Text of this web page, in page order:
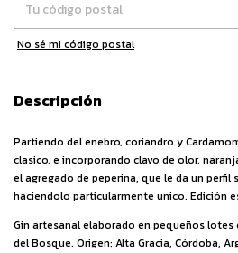
No sé mi código postal
Descripción
Partiendo del enebro, coriandro y
clasico, e incorporando clavo de olor,
el agregado de peperina, que le da un perfil
haciendolo particularmente unico. Edición
Gin artesanal elaborado en pequeños
del Bosque. Origen: Alta Gracia, Córdoba,